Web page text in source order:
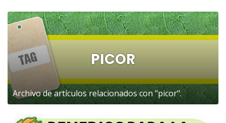
PICOR
Archivo de artículos relacionados con "picor".